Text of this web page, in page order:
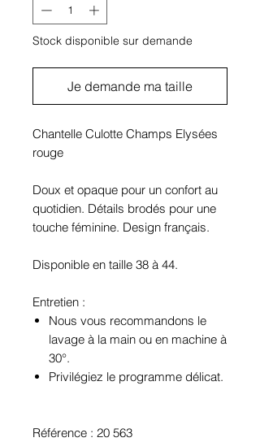
Stock disponible sur demande
Je demande ma taille
Chantelle Culotte Champs Elysées
rouge
Doux et opaque pour un confort au
quotidien. Détails brodés pour une
touche féminine. Design français.
Disponible en taille 38 à 44.
Entretien :
Nous vous recommandons le
lavage à la main ou en machine à
30°.
Privilégiez le programme délicat.
Référence : 20 563